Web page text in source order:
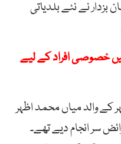
نے نئے بلدیاتی
خصوصی افراد کے لیے
کے والد میاں محمد اظہر
سر انجام دیے تھے۔